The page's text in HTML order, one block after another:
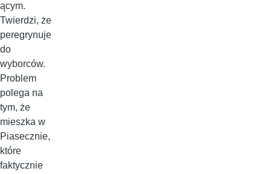
ącym.
Twierdzi, że
peregrynuje
do
wyborców.
Problem
polega na
tym, że
mieszka w
Piasecznie,
które
faktycznie